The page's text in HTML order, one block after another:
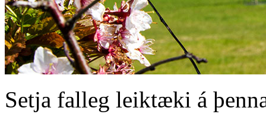
Setja falleg leiktæki á